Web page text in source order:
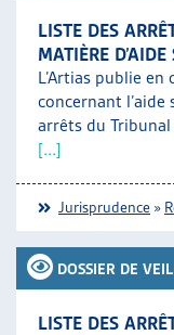
LISTE DES
MATIÈRE
L’Artias publie
concernant l’aide
arrêts du
[...]
Jurisprudence »
DOSSIER DE
LISTE DES